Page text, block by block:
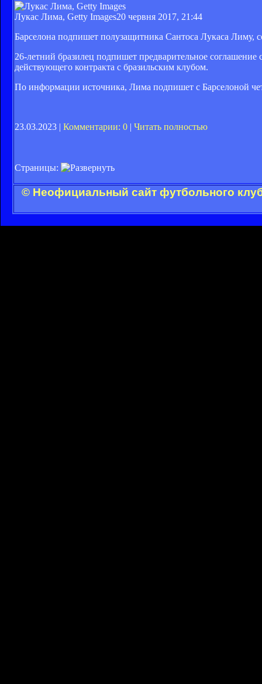
Лукас Лима, Getty Images20 червня 2017, 21:44
Барселона подпишет полузащитника Сантоса Лукаса Лиму,
26-летний бразилец подпишет предварительное соглашение
действующего контракта с бразильским клубом.
По информации источника, Лима подпишет с Барселоной
23.03.2023 | Комментарии: 0 | Читать полностью
Страницы:
© Неофициальный сайт футбольного